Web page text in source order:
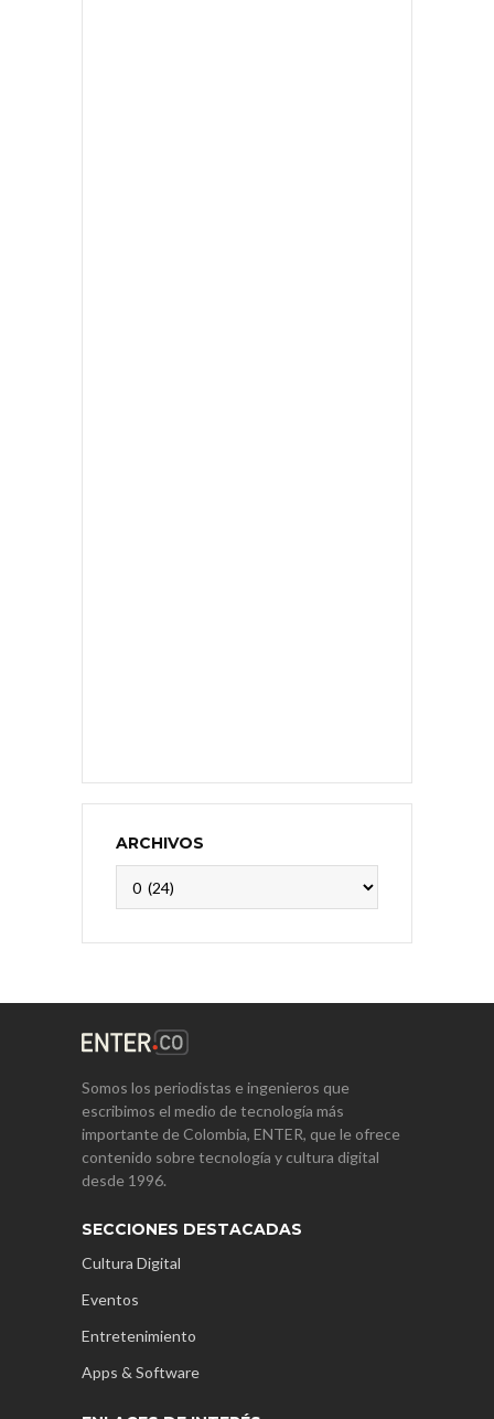
ARCHIVOS
Somos los periodistas e ingenieros que
escribimos el medio de tecnología más
importante de Colombia, ENTER, que le ofrece
contenido sobre tecnología y cultura digital
desde 1996.
SECCIONES DESTACADAS
Cultura Digital
Eventos
Entretenimiento
Apps & Software